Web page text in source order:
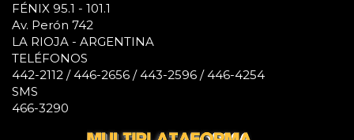
FÉNIX 95.1 - 101.1
Av. Perón 742
LA RIOJA - ARGENTINA
TELÉFONOS
442-2112 / 446-2656 / 443-2596 / 446-4254
SMS
466-3290